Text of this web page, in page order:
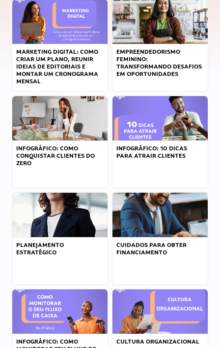
MARKETING DIGITAL: COMO
CRIAR UM PLANO, REUNIR
IDEIAS DE EDITORIAIS E
MONTAR UM CRONOGRAMA
MENSAL
EMPREENDEDORISMO
FEMININO:
TRANSFORMANDO DESAFIOS
EM OPORTUNIDADES
INFOGRÁFICO: COMO
CONQUISTAR CLIENTES DO
ZERO
INFOGRÁFICO: 10 DICAS
PARA ATRAIR CLIENTES
PLANEJAMENTO
ESTRATÉGICO
CUIDADOS PARA OBTER
FINANCIAMENTO
INFOGRÁFICO: COMO
CULTURA ORGANIZACIONAL